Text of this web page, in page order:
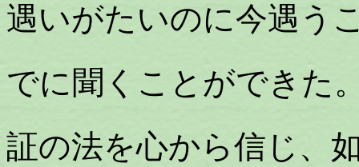
遇いがたいのに今遇う
でに聞くことができた
証の法を心から信じ、